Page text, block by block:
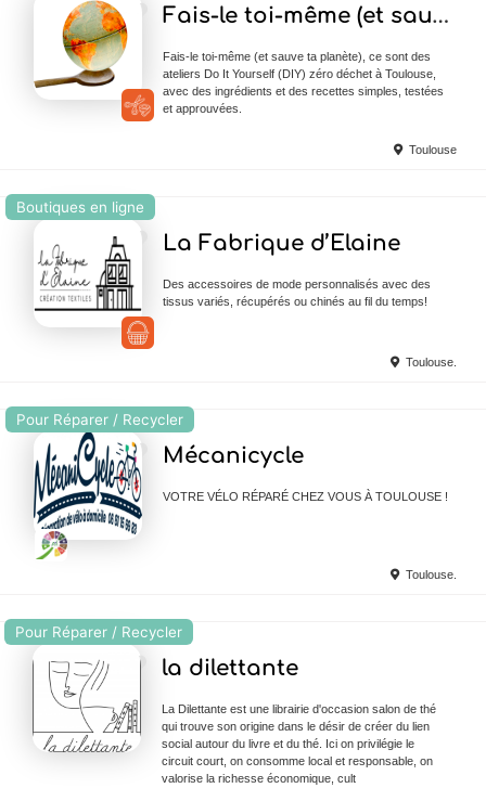
Fais-le toi-même (et sauve ta planète)
Fais-le toi-même (et sauve ta planète), ce sont des
ateliers Do It Yourself (DIY) zéro déchet à Toulouse,
avec des ingrédients et des recettes simples, testées
et approuvées.
Toulouse
Boutiques en ligne
La Fabrique d’Elaine
Des accessoires de mode personnalisés avec des
tissus variés, récupérés ou chinés au fil du temps!
Toulouse.
Pour Réparer / Recycler
Mécanicycle
VOTRE VÉLO RÉPARÉ CHEZ VOUS À TOULOUSE !
Toulouse.
Pour Réparer / Recycler
la dilettante
La Dilettante est une librairie d'occasion salon de thé
qui trouve son origine dans le désir de créer du lien
social autour du livre et du thé. Ici on privilégie le
circuit court, on consomme local et responsable, on
valorise la richesse économique, cult